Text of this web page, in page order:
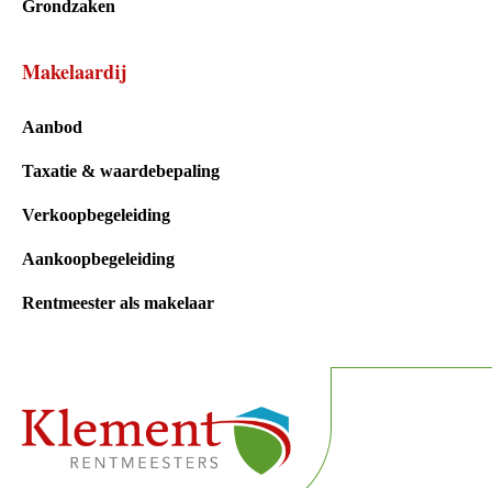
Grondzaken
Makelaardij
Aanbod
Taxatie & waardebepaling
Verkoopbegeleiding
Aankoopbegeleiding
Rentmeester als makelaar